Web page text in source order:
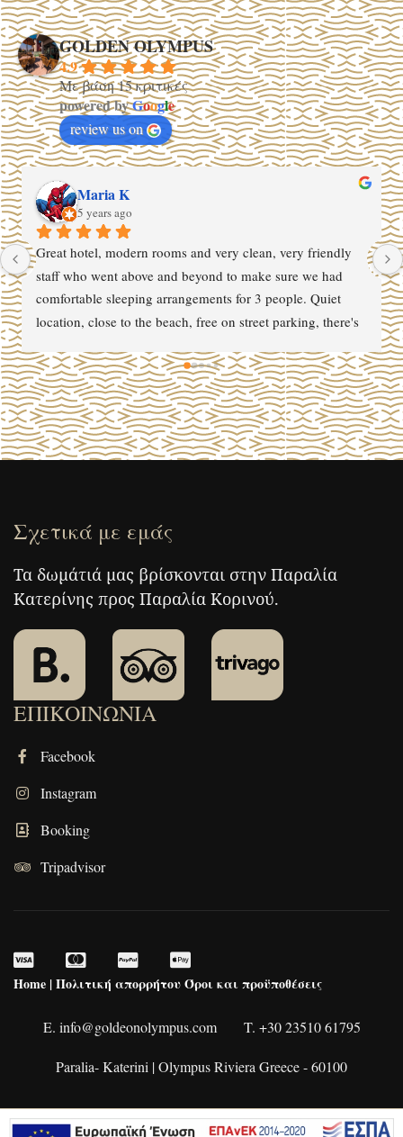
GOLDEN OLYMPUS
4.9
Με βάση 15 κριτικές
powered byGoogle
review us on
Romario Gassmann
5 years ago
- very clean
- good location (beach 3 minutes walking distance)
- friendly staff
Σχετικά με εμάς
Τα δωμάτιά μας βρίσκονται στην Παραλία
Κατερίνης προς Παραλία Κορινού.
ΕΠΙΚΟΙΝΩΝΙΑ
Facebook
Instagram
Booking
Tripadvisor
Home |Πολιτική απορρήτουΌροι και προϋποθέσεις
E. info@goldeonolympus.com T. +30 23510 61795
Paralia- Katerini | Olympus Riviera Greece - 60100